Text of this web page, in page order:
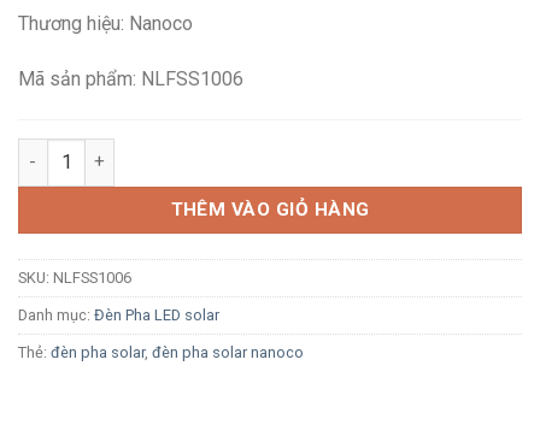
1,700,000₫.
Thương hiệu: Nanoco
Mã sản phẩm: NLFSS1006
Đèn pha Solar LED Nanoco Sunny NLFSS1006 100W ánh sáng
THÊM VÀO GIỎ HÀNG
SKU: NLFSS1006
Danh mục: Đèn Pha LED solar
Thẻ: đèn pha solar, đèn pha solar nanoco